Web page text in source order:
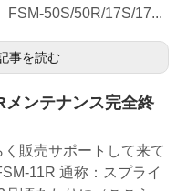
50S/50R/17S/17...
事を読む
メンテナンス完全終
販売サポートして来て
11R 通称：スプライ